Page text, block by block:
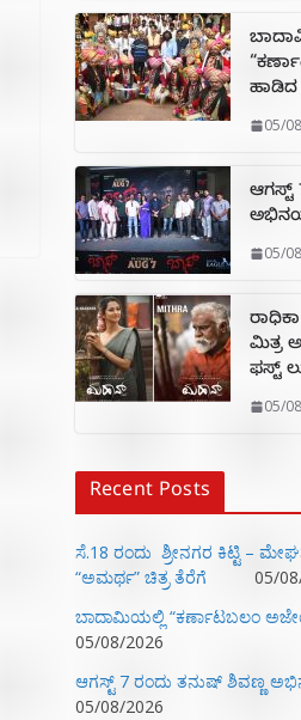
ಹಾಡಿದ
05/
ಆಗಸ್ಟ್
05/
ಮಿತ್ರ
ಫಸ್ಟ್
05/
Recent Posts
ಸೆ.18 ರಂದು ಶ್ರೀನಗರ ಕಿಟ್ಟಿ –
“ಅಮರ್ಥ” ಚಿತ್ರ ತೆರೆಗೆ
05/
ಬಾದಾಮಿಯಲ್ಲಿ “ಕರ್ಣಾಟಬಲಂ
05/08/2026
ಆಗಸ್ಟ್ 7 ರಂದು ತನುಷ್ ಶಿವಣ್ಣ
05/08/2026